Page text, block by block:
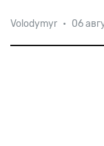
художник-
«Бульдозерной
Volodymyr • 06